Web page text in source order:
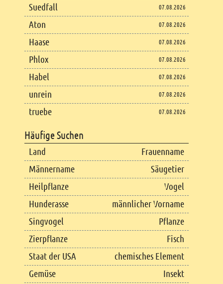
Suedfall 07.08.2026
Aton 07.08.2026
Haase 07.08.2026
Phlox 07.08.2026
Habel 07.08.2026
unrein 07.08.2026
truebe 07.08.2026
Häufige Suchen
Land
Frauenname
Männername
Säugetier
Heilpflanze
Vogel
Hunderasse
männlicher Vorname
Singvogel
Pflanze
Zierpflanze
Fisch
Staat der USA
chemisches Element
Gemüse
Insekt